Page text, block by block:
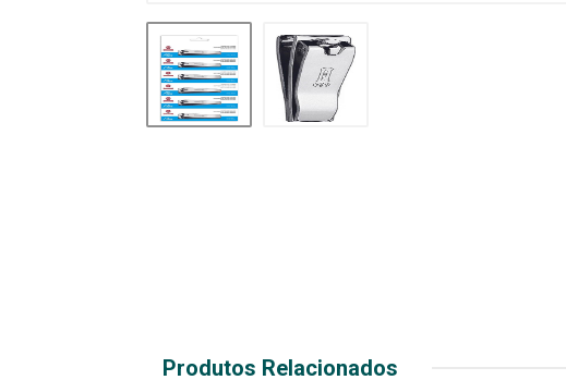
Produtos Relacionados